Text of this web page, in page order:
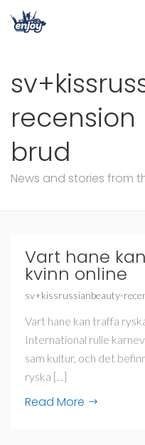
brud
News and stories from
Vart hane
kvinn online
sv+kissrussianbeauty-
Vart hane kan traffa
International rulle
sam kultur, och det
ryska [...]
Read More